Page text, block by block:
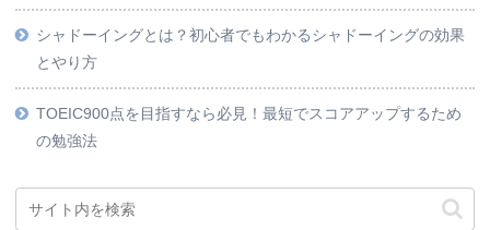
シャドーイングとは？初心者でもわかるシャドーイングの効果
とやり方
TOEIC900点を目指すなら必見！最短でスコアアップするため
の勉強法